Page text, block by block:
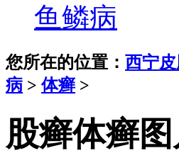
鱼鳞病
您所在的位置： 西宁
病 >体癣 >
股癣体癣